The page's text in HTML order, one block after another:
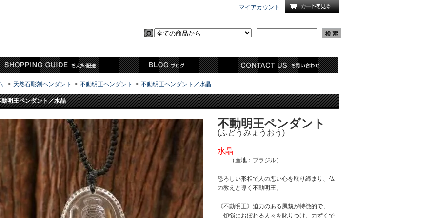
マイアカウント
> 天然石彫刻ペンダント > 不動明王ペンダント > 不動明王ペンダント／水晶
動明王ペンダント／水晶
不動明王ペンダント
(ふどうみょうおう)
水晶
（産地：ブラジル）
恐ろしい形相で人の悪い心を取り締まり、仏
の教えと導く不動明王。
《不動明王》迫力のある風貌が特徴的で、
「煩悩におぼれる人々を叱りつけ、力ずくで